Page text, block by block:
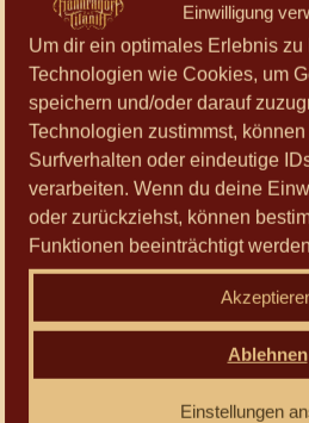
Einwilligung
Um dir ein optimales Erlebnis
Technologien wie Cookies, um
speichern und/oder darauf
Technologien zustimmst,
Surfverhalten oder eindeutige
verarbeiten. Wenn du deine
oder zurückziehst, können
Funktionen beeinträchtigt
Ablehnen
Einstellungen
Herr vom
weist
auf.
Die